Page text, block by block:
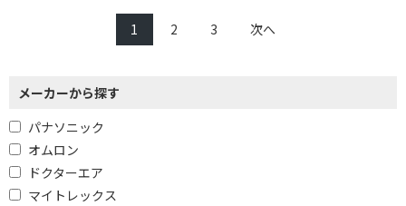
1 2 3 次へ
メーカーから探す
パナソニック
オムロン
ドクターエア
マイトレックス